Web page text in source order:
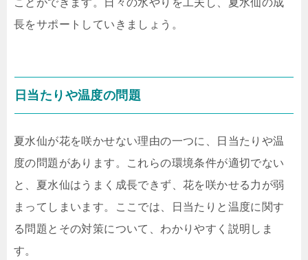
ことができます。日々の水やりを工夫し、夏水仙の成
長をサポートしていきましょう。
日当たりや温度の問題
夏水仙が花を咲かせない理由の一つに、日当たりや温
度の問題があります。これらの環境条件が適切でない
と、夏水仙はうまく成長できず、花を咲かせる力が弱
まってしまいます。ここでは、日当たりと温度に関す
る問題とその対策について、わかりやすく説明しま
す。